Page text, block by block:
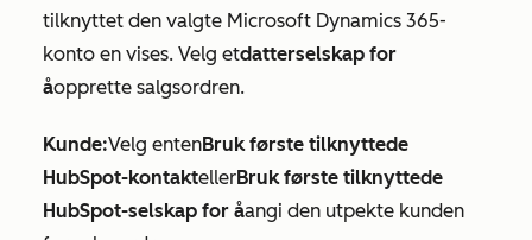
tilknyttet den valgte Microsoft Dynamics 365-
konto en vises. Velg etdatterselskap for
åopprette salgsordren.
Kunde:Velg entenBruk første tilknyttede
HubSpot-kontaktellerBruk første tilknyttede
HubSpot-selskap for åangi den utpekte kunden